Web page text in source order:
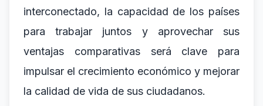
interconectado, la capacidad de los países
para trabajar juntos y aprovechar sus
ventajas comparativas será clave para
impulsar el crecimiento económico y mejorar
la calidad de vida de sus ciudadanos.